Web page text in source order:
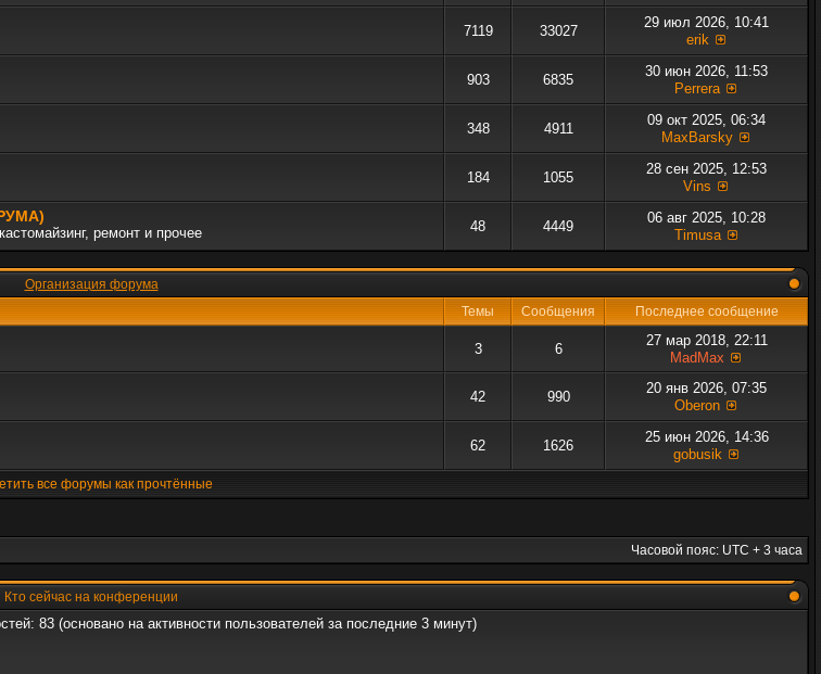
7119 33027
29 июл 2026, 10:41
erik
903 6835
30 июн 2026, 11:53
Perrera
348 4911
09 окт 2025, 06:34
MaxBarsky
184 1055
28 сен 2025, 12:53
Vins
ремонт и прочее 48 4449
06 авг 2025, 10:28
Timusa
Организация форума
Темы Сообщения Последнее сообщение
3 6
27 мар 2018, 22:11
MadMax
42 990
20 янв 2026, 07:35
Oberon
62 1626
25 июн 2026, 14:36
gobusik
все форумы как прочтённые
Часовой пояс: UTC + 3 часа
Кто сейчас на конференции
83 (основано на активности пользователей за последние 3 минут)